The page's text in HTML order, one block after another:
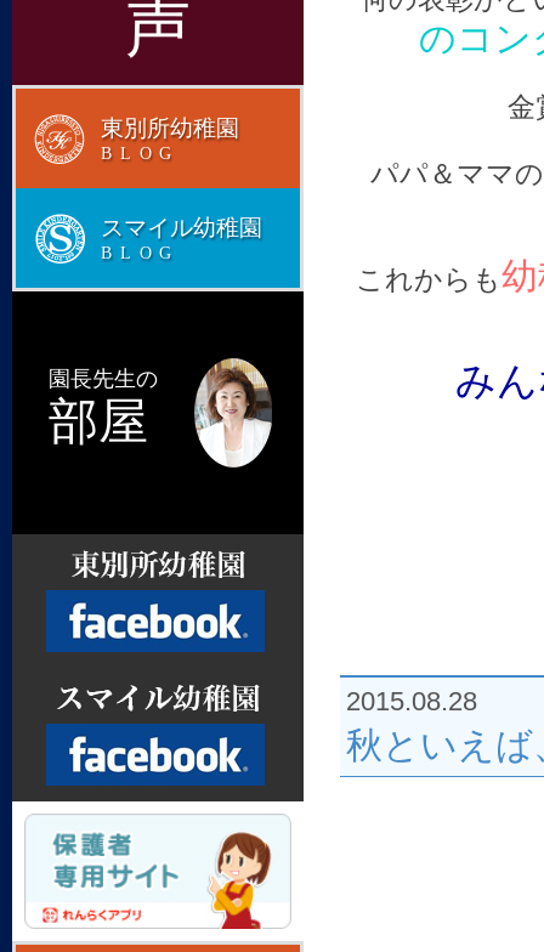
のコン
パパ＆ママ
これからも
み
2015.08.28
秋といえば
声
東別所幼稚園
BLOG
スマイル幼稚園
BLOG
園長先生の
部屋
Facebook
Facebook